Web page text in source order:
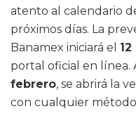
atento al calendario
próximos días. La
Banamex iniciará el
portal oficial en línea.
febrero, se abrirá la
con cualquier